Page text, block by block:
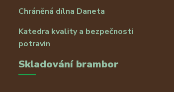
Chráněná dílna Daneta
Katedra kvality a bezpečnosti
potravin
Skladování brambor